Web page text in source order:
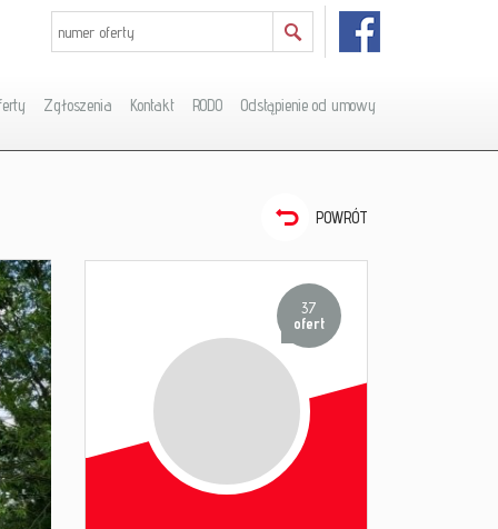
Zgłoszenia Kontakt RODO Odstąpienie od umowy
POWRÓT
37
ofert